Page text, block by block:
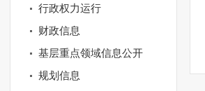
行政权力运行
财政信息
基层重点领域信息公开
规划信息